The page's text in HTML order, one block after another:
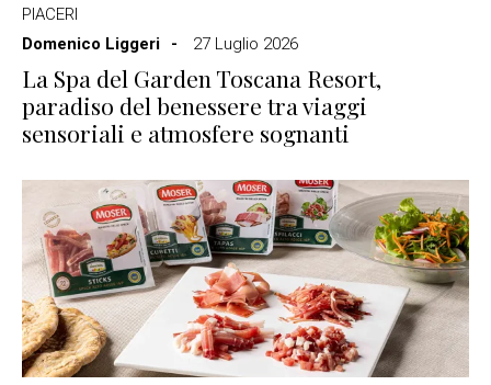
PIACERI
Domenico Liggeri
27 Luglio 2026
La Spa del Garden Toscana Resort,
paradiso del benessere tra viaggi
sensoriali e atmosfere sognanti